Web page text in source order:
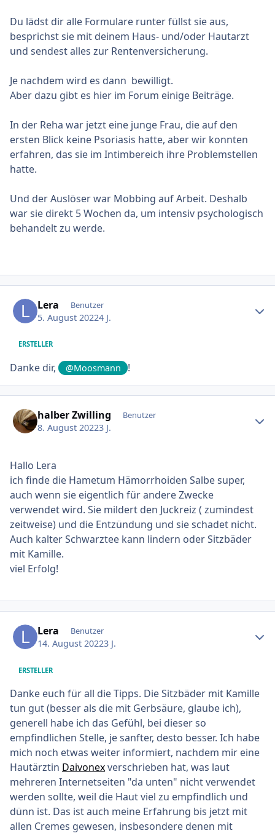
Du lädst dir alle Formulare runter füllst sie aus,
besprichst sie mit deinem Haus- und/oder Hautarzt
und sendest alles zur Rentenversicherung.
Je nachdem wird es dann bewilligt.
Aber dazu gibt es hier im Forum einige Beiträge.
In der Reha war jetzt eine junge Frau, die auf den
ersten Blick keine Psoriasis hatte, aber wir konnten
erfahren, das sie im Intimbereich ihre Problemstellen
hatte.
Und der Auslöser war Mobbing auf Arbeit. Deshalb
war sie direkt 5 Wochen da, um intensiv psychologisch
behandelt zu werde.
Lera Benutzer
5. August 20224 J.
ERSTELLER
Danke dir, @Moosmann !
halber Zwilling Benutzer
8. August 20223 J.
Hallo Lera
ich finde die Hametum Hämorrhoiden Salbe super,
auch wenn sie eigentlich für andere Zwecke
verwendet wird. Sie mildert den Juckreiz ( zumindest
zeitweise) und die Entzündung und sie schadet nicht.
Auch kalter Schwarztee kann lindern oder Sitzbäder
mit Kamille.
viel Erfolg!
Lera Benutzer
14. August 20223 J.
ERSTELLER
Danke euch für all die Tipps. Die Sitzbäder mit Kamille
tun gut (besser als die mit Gerbsäure, glaube ich),
generell habe ich das Gefühl, bei dieser so
empfindlichen Stelle, je sanfter, desto besser. Ich habe
mich noch etwas weiter informiert, nachdem mir eine
Hautärztin Daivonexverschrieben hat, was laut
mehreren Internetseiten "da unten" nicht verwendet
werden sollte, weil die Haut viel zu empfindlich und
dünn ist. Das ist auch meine Erfahrung bis jetzt mit
allen Cremes gewesen, insbesondere denen mit